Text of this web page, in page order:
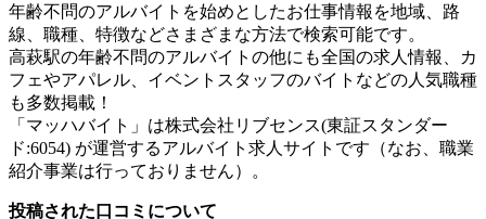
年齢不問のアルバイトを始めとしたお仕事情報を地域、路
線、職種、特徴などさまざまな方法で検索可能です。
高萩駅の年齢不問のアルバイトの他にも全国の求人情報、カ
フェやアパレル、イベントスタッフのバイトなどの人気職種
も多数掲載！
「マッハバイト」は株式会社リブセンス(東証スタンダー
ド:6054) が運営するアルバイト求人サイトです（なお、職業
紹介事業は行っておりません）。
投稿された口コミについて